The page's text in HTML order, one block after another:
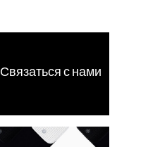
Связаться с нами